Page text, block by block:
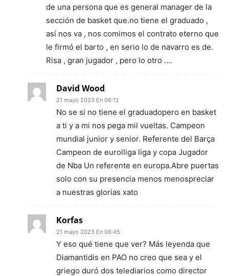
de una persona que es general manager de la
sección de basket que.no tiene el graduado ,
así nos va , nos comimos el contrato eterno que
le firmó el barto , en serio lo de navarro es de.
Risa , gran jugador , pero lo otro ….
David Wood
21 mayo 2023 En 06:12
No se si no tiene el graduadopero en basket
a ti y a mi nos pega mil vueltas. Campeon
mundial junior y senior. Referente del Barça
Campeon de eurolliga liga y copa Jugador
de Nba Un referente en europa.Abre puertas
solo con su presencia menos menospreciar
a nuestras glorias xato
Korfas
21 mayo 2023 En 06:45
Y eso qué tiene que ver? Más leyenda que
Diamantidis en PAO no creo que sea y el
griego duró dos telediarios como director